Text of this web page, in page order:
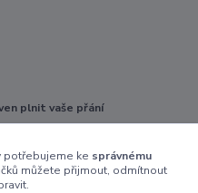
plnit vaše přání
potřebujeme ke správnému
můžete přijmout, odmítnout